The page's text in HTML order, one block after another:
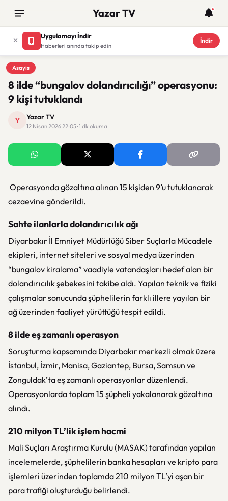
Yazar TV
Uygulamayı İndir
Haberleri anında takip edin
İndir
Asayis
Asayis
8 ilde “bungalov dolandırıcılığı” operasyonu:
9 kişi tutuklandı
Y Yazar TV
12 Nisan 2026 22:05 · 1 dk okuma
Operasyonda gözaltına alınan 15 kişiden 9’u tutuklanarak
cezaevine gönderildi.
Sahte ilanlarla dolandırıcılık ağı
Diyarbakır İl Emniyet Müdürlüğü Siber Suçlarla Mücadele
ekipleri, internet siteleri ve sosyal medya üzerinden
“bungalov kiralama” vaadiyle vatandaşları hedef alan bir
dolandırıcılık şebekesini takibe aldı. Yapılan teknik ve fiziki
çalışmalar sonucunda şüphelilerin farklı illere yayılan bir
ağ üzerinden faaliyet yürüttüğü tespit edildi.
8 ilde eş zamanlı operasyon
Soruşturma kapsamında Diyarbakır merkezli olmak üzere
İstanbul, İzmir, Manisa, Gaziantep, Bursa, Samsun ve
Zonguldak’ta eş zamanlı operasyonlar düzenlendi.
Operasyonlarda toplam 15 şüpheli yakalanarak gözaltına
alındı.
210 milyon TL’lik işlem hacmi
Mali Suçları Araştırma Kurulu (MASAK) tarafından yapılan
incelemelerde, şüphelilerin banka hesapları ve kripto para
işlemleri üzerinden toplamda 210 milyon TL’yi aşan bir
para trafiği oluşturduğu belirlendi.